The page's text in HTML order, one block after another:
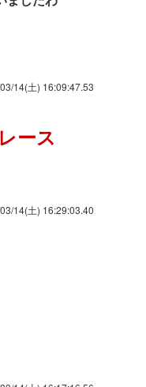
14(土) 16:09:47.53
ース
14(土) 16:29:03.40